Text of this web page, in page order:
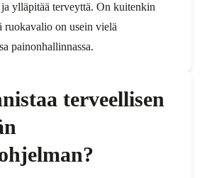
ylläpitää terveyttä. On kuitenkin
ruokavalio on usein vielä
painonhallinnassa.
terveellisen